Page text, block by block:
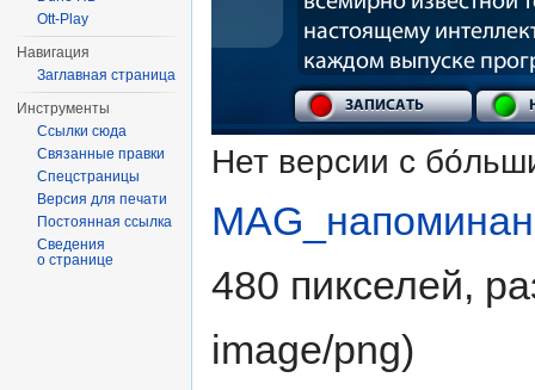
Нет версии с
480 пикселей,
image/png)
Ott-Play
Навигация
Заглавная страница
Инструменты
Ссылки сюда
Связанные правки
Спецстраницы
Версия для печати
Постоянная ссылка
Сведения
о странице